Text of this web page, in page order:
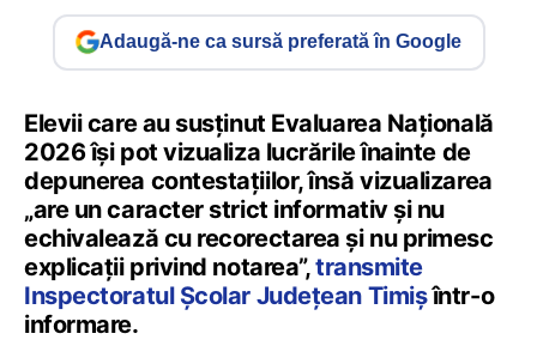
Adaugă-ne ca sursă preferată în Google
Elevii care au susținut Evaluarea Națională
2026 își pot vizualiza lucrările înainte de
depunerea contestațiilor, însă vizualizarea
„are un caracter strict informativ și nu
echivalează cu recorectarea și nu primesc
explicații privind notarea”,transmite
Inspectoratul Școlar Județean Timișîntr-o
informare.